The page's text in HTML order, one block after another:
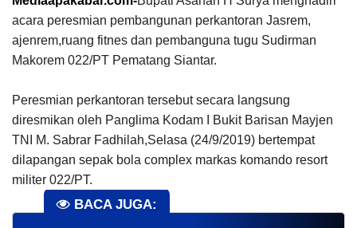
acara peresmian pembangunan perkantoran Jasrem,
ajenrem,ruang fitnes dan pembanguna tugu Sudirman
Makorem 022/PT Pematang Siantar.
Peresmian perkantoran tersebut secara langsung
diresmikan oleh Panglima Kodam I Bukit Barisan Mayjen
TNI M. Sabrar Fadhilah,Selasa (24/9/2019) bertempat
dilapangan sepak bola complex markas komando resort
militer 022/PT.
BACA JUGA: